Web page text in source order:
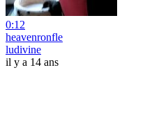
0:12
heavenronfle
ludivine
il y a 14 ans